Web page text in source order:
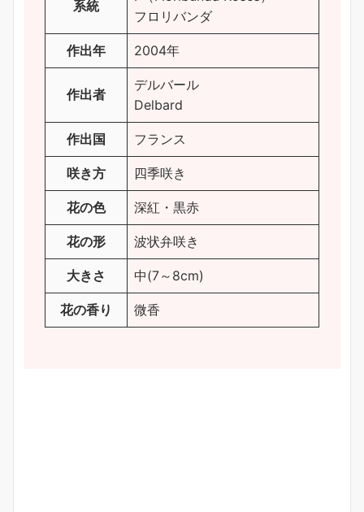
系統
フロリバンダ
作出年 2004年
作出者
デルバール
Delbard
作出国 フランス
咲き方 四季咲き
花の色 深紅・黒赤
花の形 波状弁咲き
大きさ 中(7～8cm)
花の香り 微香